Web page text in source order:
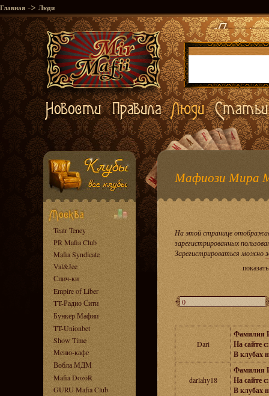
Главная -> Люди
Teatr Teney
PR Mafia Club
Mafia Syndicate
Val&Jee
Спич-ки
Empire of Liber
TT-Радио Сити
Бункер Мафии
TT-Unionbet
Show Time
Меню-кафе
Вобла МДМ
Mafia DozoR
GURU Mafia Club
Мафиози Мира
На этой странице
зарегистрированных
Зарегистрироваться можно
Dari
Фамилия
На сайте с:
В клубах
darlahy18
Фамилия
На сайте с:
В клубах